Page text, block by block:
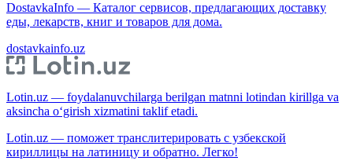
DostavkaInfo — Каталог сервисов, предлагающих доставку
еды, лекарств, книг и товаров для дома.
dostavkainfo.uz
Lotin.uz — foydalanuvchilarga berilgan matnni lotindan kirillga va
aksincha o‘girish xizmatini taklif etadi.
Lotin.uz — поможет транслитерировать с узбекской
кириллицы на латиницу и обратно. Легко!